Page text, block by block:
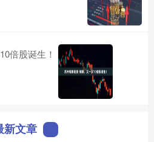
倍股诞生！
新文章